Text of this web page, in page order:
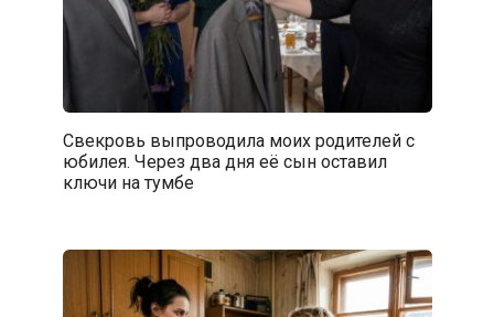
Свекровь выпроводила моих родителей с
юбилея. Через два дня её сын оставил
ключи на тумбе